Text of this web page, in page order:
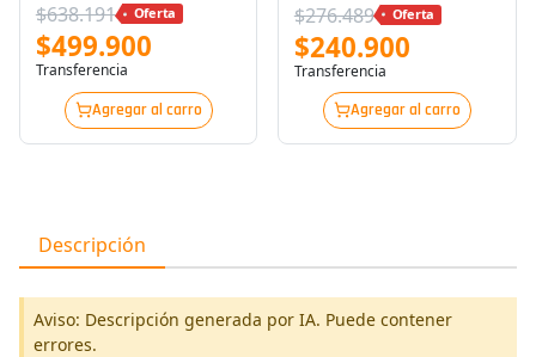
$638.191 Oferta
$499.900
Transferencia
Agregar al carro
$276.489 Oferta
$240.900
Transferencia
Agregar al carro
Descripción
Aviso: Descripción generada por IA. Puede contener
errores.